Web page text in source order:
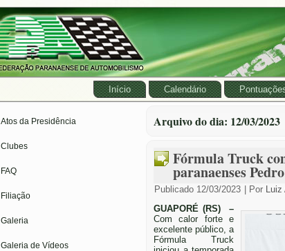
Início Calendário
Atos da Presidência
Clubes
FAQ
Filiação
Galeria
Galeria de Vídeos
Arquivo do dia: 12/03/2023
Fórmula Truck
paranaenses
Publicado 12/03/2023 Por Luiz
GUAPORÉ (RS) –
Com calor forte e
excelente público, a
Fórmula Truck